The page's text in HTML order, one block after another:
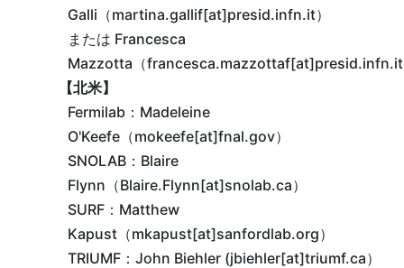
Galli（martina.gallif[at]presid.infn.it）
または Francesca
Mazzotta（
【北米】
Fermilab：Madeleine
O'Keefe（mokeefe[at]fnal.gov）
SNOLAB：Blaire
Flynn（Blaire.Flynn[at]snolab.ca）
SURF：Matthew
Kapust（mkapust[at]sanfordlab.org）
TRIUMF：John Biehler (jbiehler[at]triumf.ca）